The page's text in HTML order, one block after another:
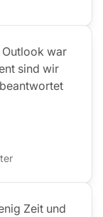
war
sind wir
Zeit und